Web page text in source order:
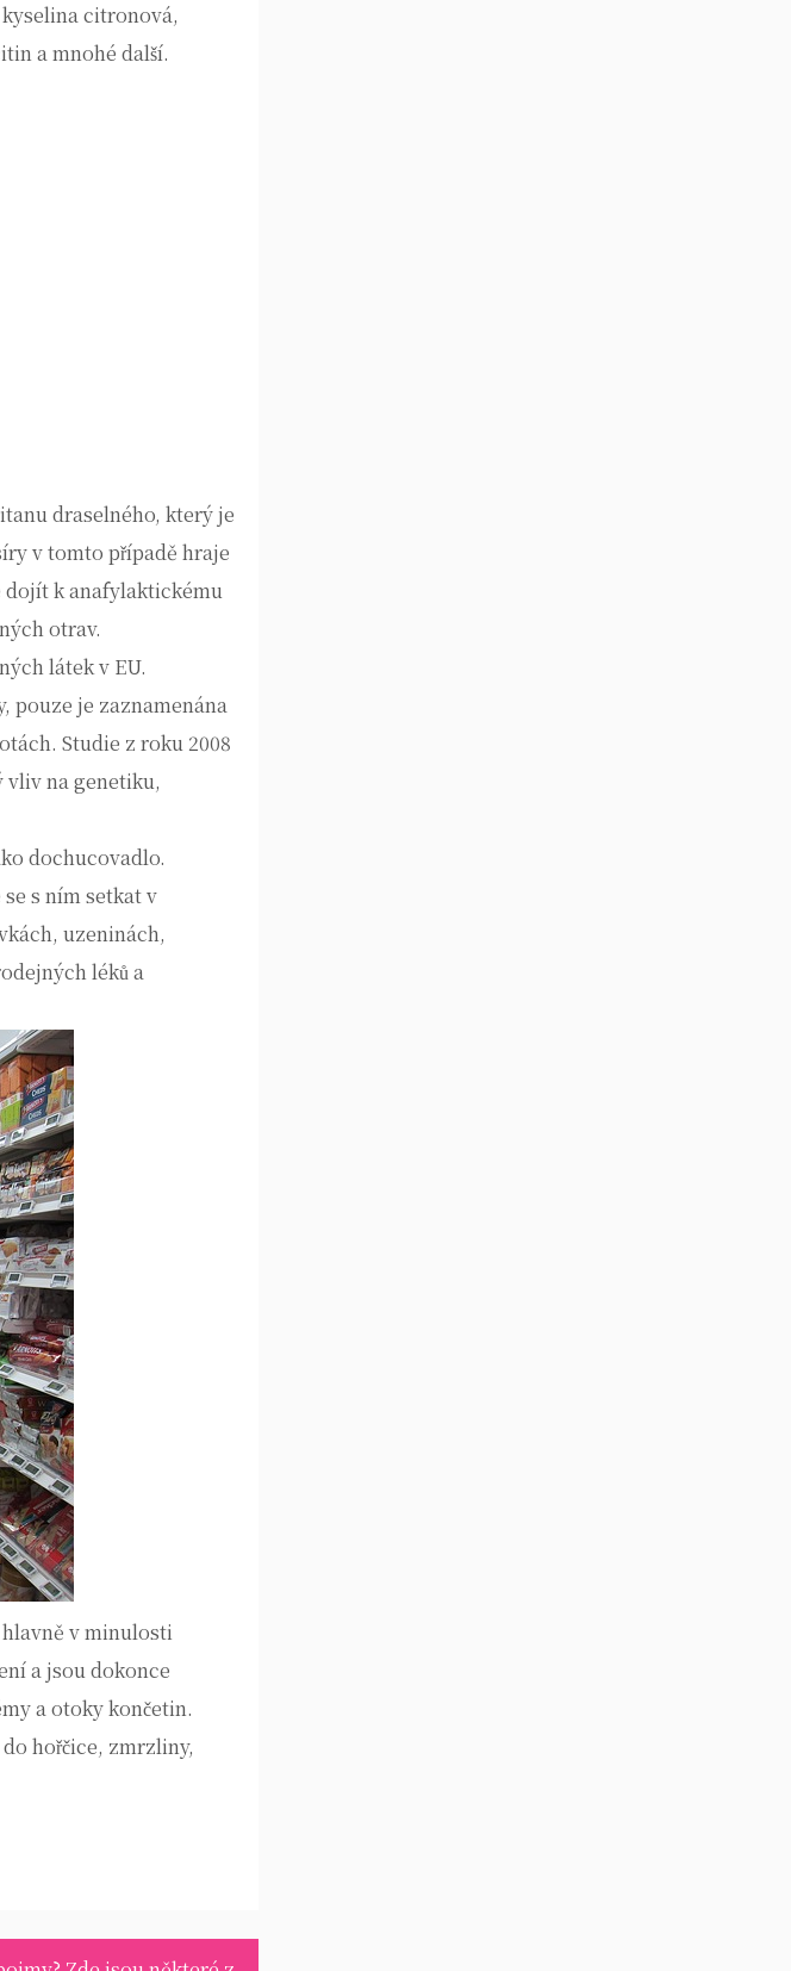
citronová,
a mnohé další.
draselného, který je
v tomto případě hraje
dojít k anafylaktickému
otrav.
látek v EU.
pouze je zaznamenána
Studie z roku 2008
vliv na genetiku,
dochucovadlo.
s ním setkat v
uzeninách,
léků a
v minulosti
a jsou dokonce
a otoky končetin.
hořčice, zmrzliny,